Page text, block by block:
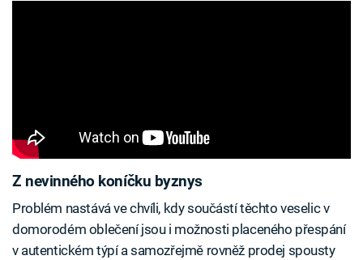
Z nevinného koníčku byznys
Problém nastává ve chvíli, kdy součástí těchto veselic v
domorodém oblečení jsou i možnosti placeného přespání
v autentickém týpí a samozřejmě rovněž prodej spousty